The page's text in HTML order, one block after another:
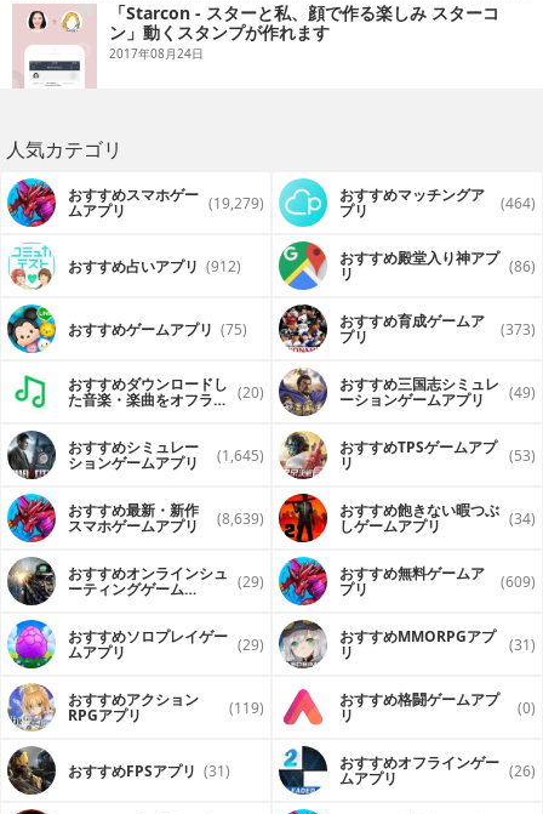
「Starcon - スターと私、顔で作る楽しみ スターコ
ン」動くスタンプが作れます
2017年08月24日
人気カテゴリ
おすすめスマホゲー
ムアプリ (19,279) おすすめマッチングア
プリ (464)
おすすめ占いアプリ (912) おすすめ殿堂入り神アプ
リ (86)
おすすめゲームアプリ (75) おすすめ育成ゲームア
プリ (373)
おすすめダウンロードし
た音楽・楽曲をオフライ (20) おすすめ三国志シミュレ
ーションゲームアプリ (49)
おすすめシミュレー
ションゲームアプリ (1,645) おすすめTPSゲームアプ
リ (53)
おすすめ最新・新作
スマホゲームアプリ (8,639) おすすめ飽きない暇つぶ
しゲームアプリ (34)
おすすめオンラインシュ
ーティングゲーム (29) おすすめ無料ゲームア
プリ (609)
おすすめソロプレイゲー
ムアプリ (29) おすすめ MMORPGアプ
リ (31)
おすすめアクション
RPGアプリ (119) おすすめ格闘ゲームアプ
リ (0)
おすすめFPSアプリ (31) おすすめオフラインゲー
ムアプリ (26)